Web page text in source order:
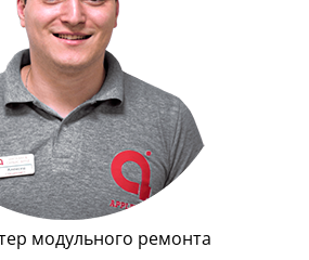
модульного ремонта